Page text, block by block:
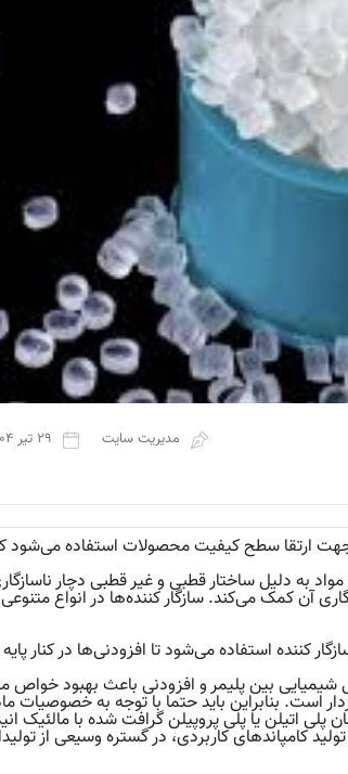
مدیریت سایت 29 تیر 1404
ارتقا سطح کیفیت محصولات استفاده می‌شود
به دلیل ساختار قطبی و غیر قطبی دچار
آن کمک می‌کند. سازگار کننده‌ها در انواع
کننده استفاده می‌شود تا افزودنی‌ها در کنار
شیمیایی بین پلیمر و افزودنی باعث بهبود خواص
است. بنابراین باید حتما با توجه به خصوصیات
پلی اتیلن یا پلی پروپیلن گرافت شده با مالئیک
کامپاند‌های کاربردی، در گستره وسیعی از